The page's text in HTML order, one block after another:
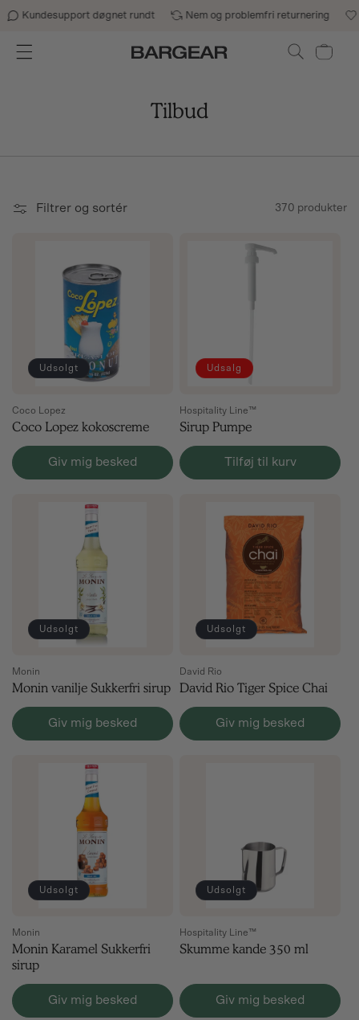
Gå til indhold
Kundesupport døgnet rundt Nem og problemfri returnering
Indkøbskurv
Tilbud
Filtrer og sortér 370 produkter
Udsolgt
Coco Lopez
Coco Lopez kokoscreme
Giv mig besked
Udsalg
Hospitality Line™
Sirup Pumpe
Tilføj til kurv
Udsolgt
Monin
Monin vanilje Sukkerfri sirup
Giv mig besked
Udsolgt
David Rio
David Rio Tiger Spice Chai
Giv mig besked
Udsolgt
Monin
Monin Karamel Sukkerfri
sirup
Giv mig besked
Udsolgt
Hospitality Line™
Skumme kande 350 ml
Giv mig besked